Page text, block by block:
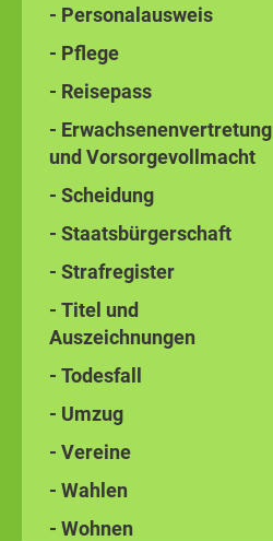
- Personalausweis
- Pflege
- Reisepass
- Erwachsenenvertretung
und Vorsorgevollmacht
- Scheidung
- Staatsbürgerschaft
- Strafregister
- Titel und
Auszeichnungen
- Todesfall
- Umzug
- Vereine
- Wahlen
- Wohnen